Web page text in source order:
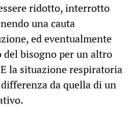
ridotto, interrotto
una cauta
ed eventualmente
bisogno per un altro
la situazione respiratoria
da quella di un